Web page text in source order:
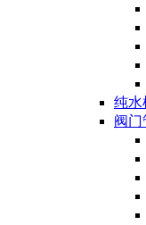
纯水
阀门